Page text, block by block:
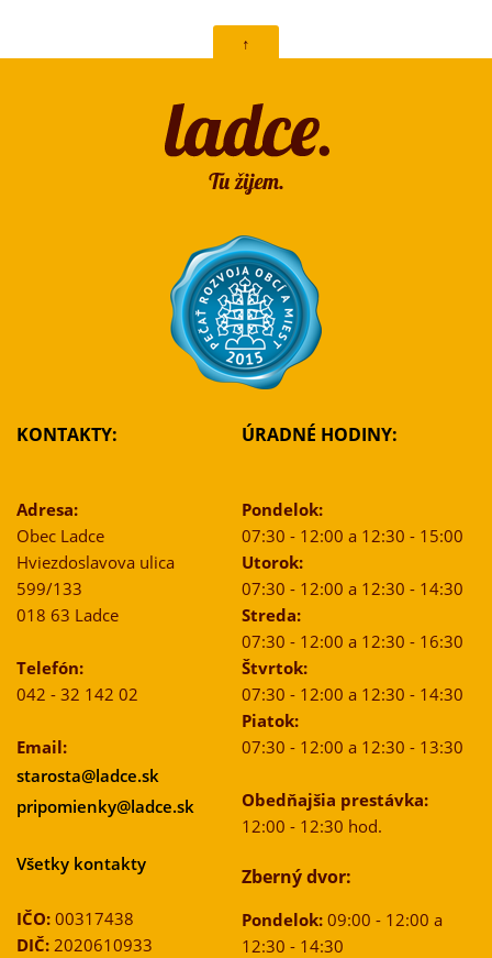
↑
KONTAKTY:
Adresa:
Obec Ladce
Hviezdoslavova ulica
599/133
018 63 Ladce
Telefón:
042 - 32 142 02
Email:
starosta@ladce.sk
pripomienky@ladce.sk
Všetky kontakty
IČO: 00317438
DIČ: 2020610933
ÚRADNÉ HODINY:
Pondelok:
07:30 - 12:00 a 12:30 - 15:00
Utorok:
07:30 - 12:00 a 12:30 - 14:30
Streda:
07:30 - 12:00 a 12:30 - 16:30
Štvrtok:
07:30 - 12:00 a 12:30 - 14:30
Piatok:
07:30 - 12:00 a 12:30 - 13:30
Obedňajšia prestávka:
12:00 - 12:30 hod.
Zberný dvor:
Pondelok:09:00 - 12:00 a
12:30 - 14:30